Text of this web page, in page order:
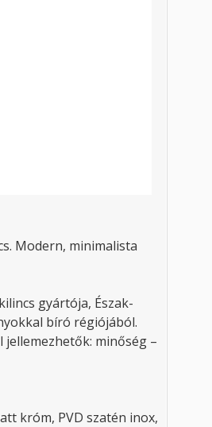
Modern, minimalista
gyártója, Észak-
bíró régiójából.
jellemezhetők: minőség –
króm, PVD szatén inox,